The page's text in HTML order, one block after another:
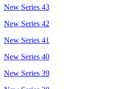
New Series 43
New Series 42
New Series 41
New Series 40
New Series 39